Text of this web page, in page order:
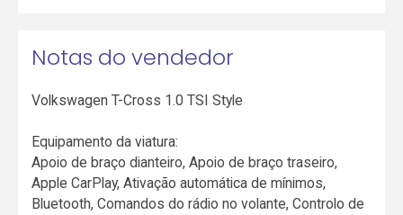
Notas do vendedor
Volkswagen T-Cross 1.0 TSI Style
Equipamento da viatura:
Apoio de braço dianteiro, Apoio de braço traseiro,
Apple CarPlay, Ativação automática de mínimos,
Bluetooth, Comandos do rádio no volante, Controlo de